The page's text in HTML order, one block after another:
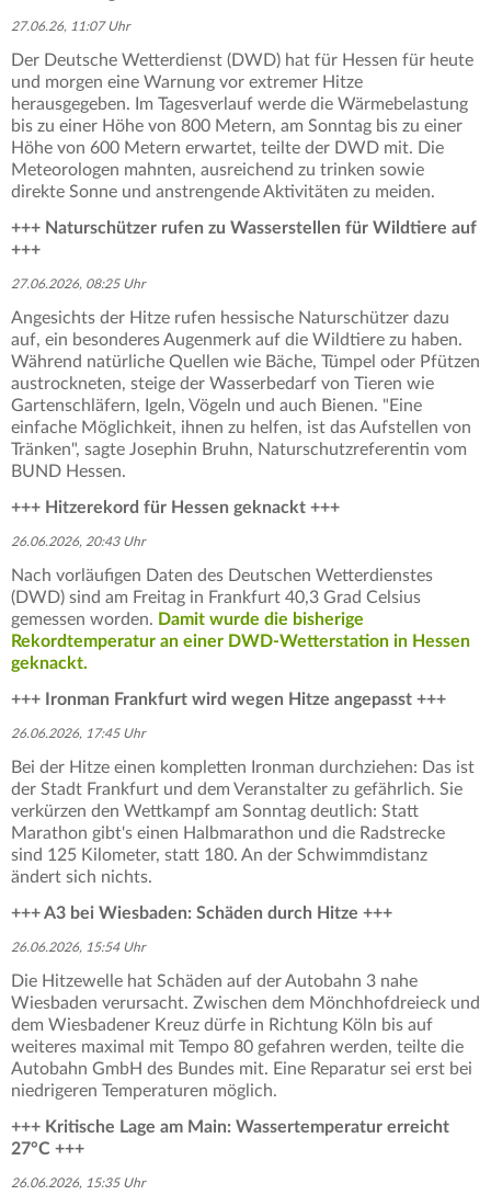
27.06.26, 11:07 Uhr
Der Deutsche Wetterdienst (DWD) hat für Hessen für heute
und morgen eine Warnung vor extremer Hitze
herausgegeben. Im Tagesverlauf werde die Wärmebelastung
bis zu einer Höhe von 800 Metern, am Sonntag bis zu einer
Höhe von 600 Metern erwartet, teilte der DWD mit. Die
Meteorologen mahnten, ausreichend zu trinken sowie
direkte Sonne und anstrengende Aktivitäten zu meiden.
+++ Naturschützer rufen zu Wasserstellen für Wildtiere auf
+++
27.06.2026, 08:25 Uhr
Angesichts der Hitze rufen hessische Naturschützer dazu
auf, ein besonderes Augenmerk auf die Wildtiere zu haben.
Während natürliche Quellen wie Bäche, Tümpel oder Pfützen
austrockneten, steige der Wasserbedarf von Tieren wie
Gartenschläfern, Igeln, Vögeln und auch Bienen. "Eine
einfache Möglichkeit, ihnen zu helfen, ist das Aufstellen von
Tränken", sagte Josephin Bruhn, Naturschutzreferentin vom
BUND Hessen.
+++ Hitzerekord für Hessen geknackt +++
26.06.2026, 20:43 Uhr
Nach vorläufigen Daten des Deutschen Wetterdienstes
(DWD) sind am Freitag in Frankfurt 40,3 Grad Celsius
gemessen worden. Damit wurde die bisherige
Rekordtemperatur an einer DWD-Wetterstation in Hessen
geknackt.
+++ Ironman Frankfurt wird wegen Hitze angepasst +++
26.06.2026, 17:45 Uhr
Bei der Hitze einen kompletten Ironman durchziehen: Das ist
der Stadt Frankfurt und dem Veranstalter zu gefährlich. Sie
verkürzen den Wettkampf am Sonntag deutlich: Statt
Marathon gibt's einen Halbmarathon und die Radstrecke
sind 125 Kilometer, statt 180. An der Schwimmdistanz
ändert sich nichts.
+++ A3 bei Wiesbaden: Schäden durch Hitze +++
26.06.2026, 15:54 Uhr
Die Hitzewelle hat Schäden auf der Autobahn 3 nahe
Wiesbaden verursacht. Zwischen dem Mönchhofdreieck und
dem Wiesbadener Kreuz dürfe in Richtung Köln bis auf
weiteres maximal mit Tempo 80 gefahren werden, teilte die
Autobahn GmbH des Bundes mit. Eine Reparatur sei erst bei
niedrigeren Temperaturen möglich.
+++ Kritische Lage am Main: Wassertemperatur erreicht
27°C +++
26.06.2026, 15:35 Uhr